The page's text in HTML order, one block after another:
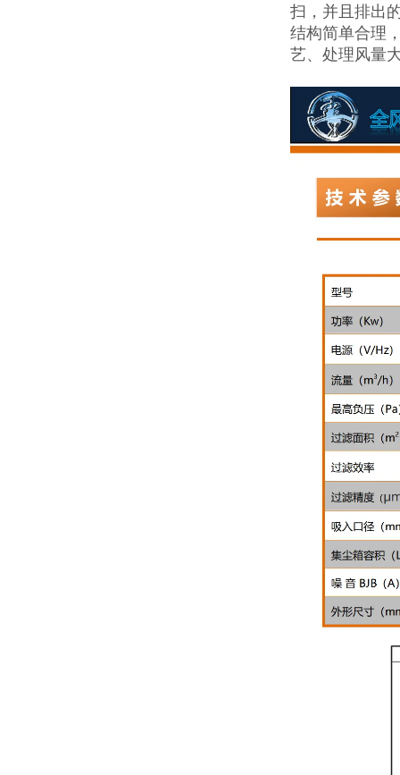
扫，并且排出
结构简单合理
艺、处理风量